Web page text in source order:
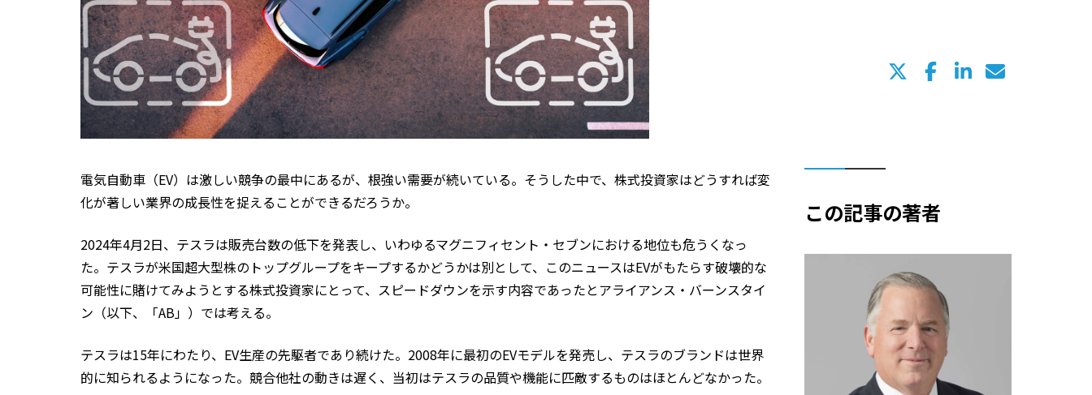
電気自動車（EV）は激しい競争の最中にあるが、根強い需要が続いている。そうした中で、株式投資家はどうすれば変
化が著しい業界の成長性を捉えることができるだろうか。
2024年4月2日、テスラは販売台数の低下を発表し、いわゆるマグニフィセント・セブンにおける地位も危うくなっ
た。テスラが米国超大型株のトップグループをキープするかどうかは別として、このニュースはEVがもたらす破壊的な
可能性に賭けてみようとする株式投資家にとって、スピードダウンを示す内容であったとアライアンス・バーンスタイ
ン（以下、「AB」）では考える。
テスラは15年にわたり、EV生産の先駆者であり続けた。2008年に最初のEVモデルを発売し、テスラのブランドは世界
的に知られるようになった。競合他社の動きは遅く、当初はテスラの品質や機能に匹敵するものはほとんどなかった。
この記事の著者